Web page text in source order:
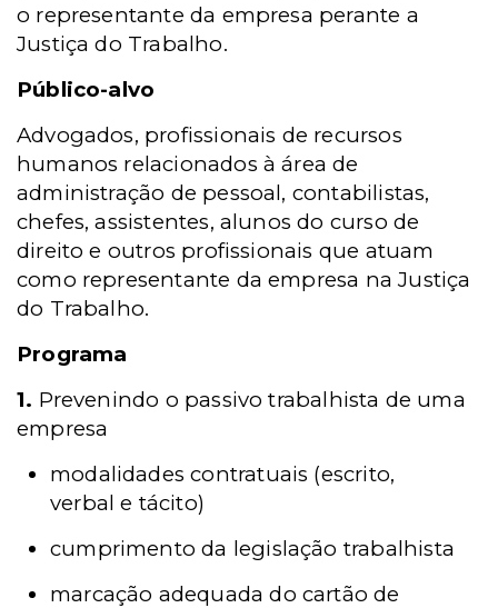
o representante da empresa perante a
Justiça do Trabalho.
Público-alvo
Advogados, profissionais de recursos
humanos relacionados à área de
administração de pessoal, contabilistas,
chefes, assistentes, alunos do curso de
direito e outros profissionais que atuam
como representante da empresa na Justiça
do Trabalho.
Programa
1. Prevenindo o passivo trabalhista de uma
empresa
modalidades contratuais (escrito,
verbal e tácito)
cumprimento da legislação trabalhista
marcação adequada do cartão de